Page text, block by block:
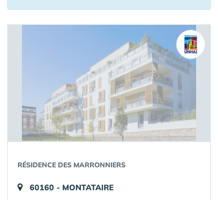
RÉSIDENCE DES MARRONNIERS
60160 - MONTATAIRE